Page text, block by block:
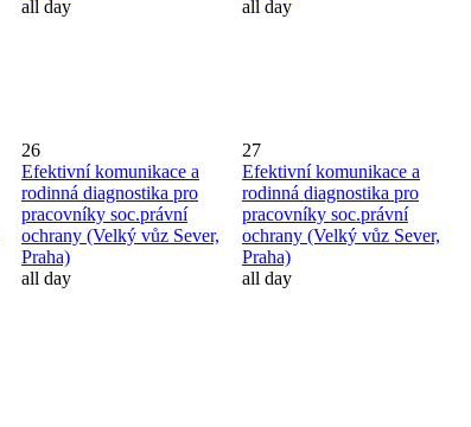
all day
all day
26
Efektivní komunikace a
rodinná diagnostika pro
pracovníky soc.právní
ochrany (Velký vůz Sever,
Praha)
all day
27
Efektivní komunikace a
rodinná diagnostika pro
pracovníky soc.právní
ochrany (Velký vůz Sever,
Praha)
all day